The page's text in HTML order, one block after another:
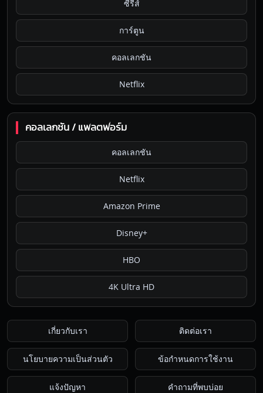
ซีรีส์
การ์ตูน
คอลเลกชัน
Netflix
คอลเลกชัน / แพลตฟอร์ม
คอลเลกชัน
Netflix
Amazon Prime
Disney+
HBO
4K Ultra HD
เกี่ยวกับเรา ติดต่อเรา
นโยบายความเป็นส่วนตัว ข้อกำหนดการใช้งาน
แจ้งปัญหา คำถามที่พบบ่อย